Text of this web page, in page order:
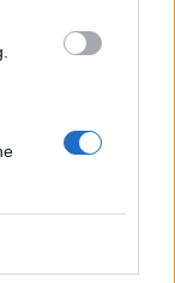
Zapatrus o